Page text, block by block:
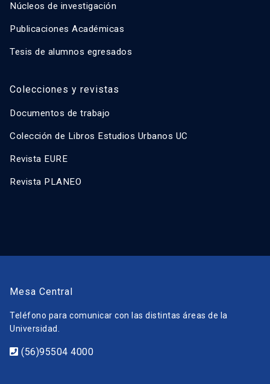
Núcleos de investigación
Publicaciones Académicas
Tesis de alumnos egresados
Colecciones y revistas
Documentos de trabajo
Colección de Libros Estudios Urbanos UC
Revista EURE
Revista PLANEO
Mesa Central
Teléfono para comunicar con las distintas áreas de la
Universidad.
(56)95504 4000